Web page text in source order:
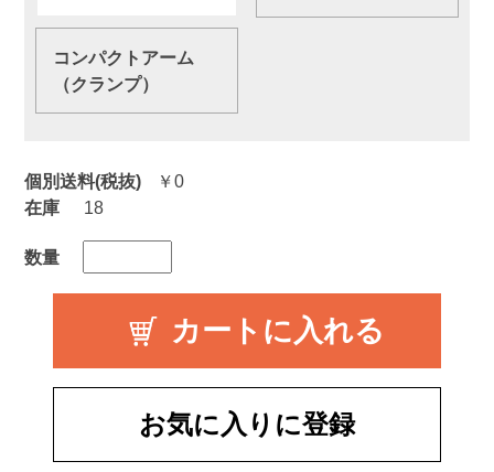
個別送料(税抜) ￥0
コンパクトアーム
（クランプ）
在庫 18
数量
お気に入りに登録